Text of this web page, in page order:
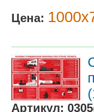
Цена:
Артикул: